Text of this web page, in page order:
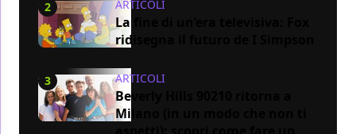
2 ARTICOLI
La fine di un’era televisiva: Fox
ridisegna il futuro de I Simpson
3 ARTICOLI
Beverly Hills 90210 ritorna a
Milano (in un modo che non ti